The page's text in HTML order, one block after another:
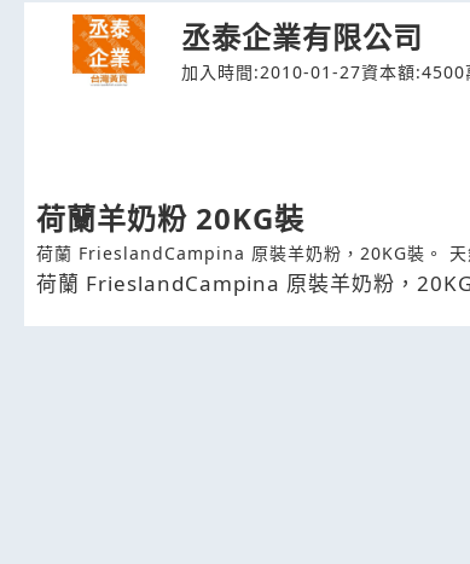
丞泰企業有限公司
加入時間:2010-01-27資本額:4500
荷蘭羊奶粉 20KG裝
荷蘭 FrieslandCampina 原裝羊奶粉，20KG裝。 天
荷蘭 FrieslandCampina 原裝